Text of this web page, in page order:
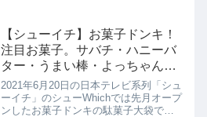
凍パン専門ブランド「Pan＆（パン
ド）」さんの至福のクロワッサ...
【シューイチ】お菓子ドンキ！
注目お菓子。サバチ・ハニーバ
ター・うまい棒・よっちゃんイ
カ｜シューWhich！6月19日
2021年6月20日の日本テレビ系列「シュ
ーイチ」のシューWhichでは先月オープ
ンしたお菓子ドンキの駄菓子大袋で対